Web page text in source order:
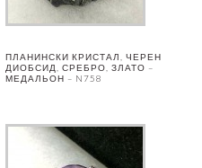
ПЛАНИНСКИ КРИСТАЛ, ЧЕРЕН
ДИОБСИД, СРЕБРО, ЗЛАТО –
МЕДАЛЬОН – N758